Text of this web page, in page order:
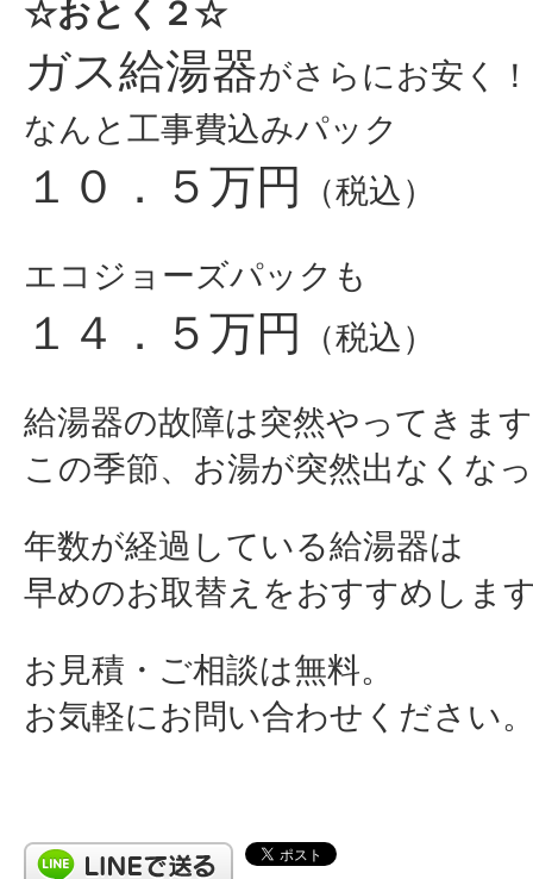
☆おとく２☆
ガス給湯器がさらにお安く！
なんと工事費込みパック
１０．５万円 （税込）
エコジョーズパックも
１４．５万円 （税込）
給湯器の故障は突然やってきます
この季節、お湯が突然出なくな
年数が経過している給湯器は
早めのお取替えをおすすめしま
お見積・ご相談は無料。
お気軽にお問い合わせください